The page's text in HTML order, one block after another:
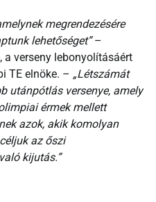
megrendezésére
lehetőséget”–
a verseny lebonyolításáért
TE elnöke. – „Létszámát
utánpótlás versenye, amely
érmek mellett
azok, akik komolyan
az őszi
kijutás.”